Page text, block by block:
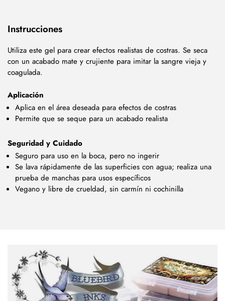
Instrucciones
Utiliza este gel para crear efectos realistas de costras. Se seca
con un acabado mate y crujiente para imitar la sangre vieja y
coagulada.
Aplicación
Aplica en el área deseada para efectos de costras
Permite que se seque para un acabado realista
Seguridad y Cuidado
Seguro para uso en la boca, pero no ingerir
Se lava rápidamente de las superficies con agua; realiza una
prueba de manchas para usos específicos
Vegano y libre de crueldad, sin carmín ni cochinilla